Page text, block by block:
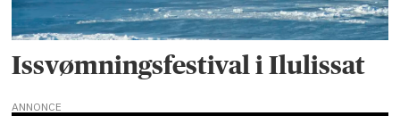
Issvømningsfestival i Ilulissat
ANNONCE